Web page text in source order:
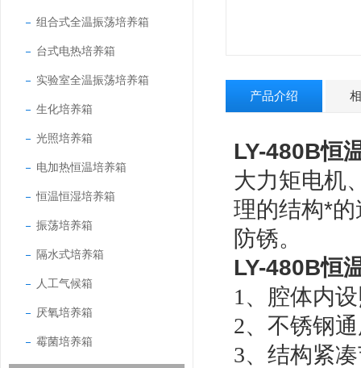
组合式全温振荡培养箱
台式电热培养箱
实验室全温振荡培养箱
生化培养箱
光照培养箱
电加热恒温培养箱
恒温恒湿培养箱
振荡培养箱
隔水式培养箱
人工气候箱
厌氧培养箱
霉菌培养箱
产品介绍
LY-480B恒
大力矩电机
理的结构*
防锈。
LY-480B恒
1、腔体内
2、不锈钢
3、结构紧